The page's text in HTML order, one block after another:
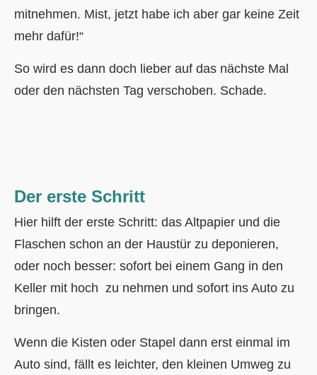
mitnehmen. Mist, jetzt habe ich aber gar keine Zeit
mehr dafür!“
So wird es dann doch lieber auf das nächste Mal
oder den nächsten Tag verschoben. Schade.
Der erste Schritt
Hier hilft der erste Schritt: das Altpapier und die
Flaschen schon an der Haustür zu deponieren,
oder noch besser: sofort bei einem Gang in den
Keller mit hoch zu nehmen und sofort ins Auto zu
bringen.
Wenn die Kisten oder Stapel dann erst einmal im
Auto sind, fällt es leichter, den kleinen Umweg zu